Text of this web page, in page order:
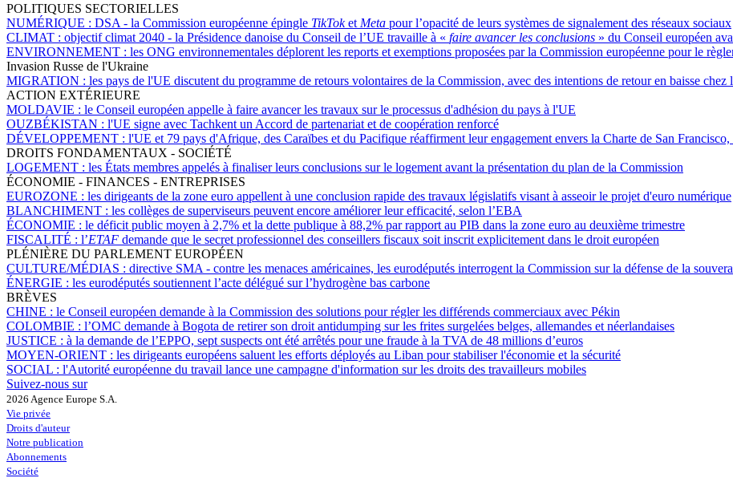
POLITIQUES SECTORIELLES
NUMÉRIQUE : DSA - la Commission européenne épingle TikToket Meta pour l’opacité de leurs systèmes de signalement des réseaux sociaux
CLIMAT : objectif climat 2040 - la Présidence danoise du Conseil de l’UE travaille à « faire avancer les conclusions » du Conseil européen
ENVIRONNEMENT : les ONG environnementales déplorent les reports et exemptions proposées par la Commission européenne pour le
Invasion Russe de l'Ukraine
MIGRATION : les pays de l'UE discutent du programme de retours volontaires de la Commission, avec des intentions de retour en baisse chez
ACTION EXTÉRIEURE
MOLDAVIE : le Conseil européen appelle à faire avancer les travaux sur le processus d'adhésion du pays à l'UE
OUZBÉKISTAN : l'UE signe avec Tachkent un Accord de partenariat et de coopération renforcé
DÉVELOPPEMENT : l'UE et 79 pays d'Afrique, des Caraïbes et du Pacifique réaffirment leur engagement envers la Charte de San Francisco,
DROITS FONDAMENTAUX - SOCIÉTÉ
LOGEMENT : les États membres appelés à finaliser leurs conclusions sur le logement avant la présentation du plan de la Commission
ÉCONOMIE - FINANCES - ENTREPRISES
EUROZONE : les dirigeants de la zone euro appellent à une conclusion rapide des travaux législatifs visant à asseoir le projet d'euro numérique
BLANCHIMENT : les collèges de superviseurs peuvent encore améliorer leur efficacité, selon l’EBA
ÉCONOMIE : le déficit public moyen à 2,7% et la dette publique à 88,2% par rapport au PIB dans la zone euro au deuxième trimestre
FISCALITÉ : l’ETAF demande que le secret professionnel des conseillers fiscaux soit inscrit explicitement dans le droit européen
PLÉNIÈRE DU PARLEMENT EUROPÉEN
CULTURE/MÉDIAS : directive SMA - contre les menaces américaines, les eurodéputés interrogent la Commission sur la défense de la
ÉNERGIE : les eurodéputés soutiennent l’acte délégué sur l’hydrogène bas carbone
BRÈVES
CHINE : le Conseil européen demande à la Commission des solutions pour régler les différends commerciaux avec Pékin
COLOMBIE : l’OMC demande à Bogota de retirer son droit antidumping sur les frites surgelées belges, allemandes et néerlandaises
JUSTICE : à la demande de l’EPPO, sept suspects ont été arrêtés pour une fraude à la TVA de 48 millions d’euros
MOYEN-ORIENT : les dirigeants européens saluent les efforts déployés au Liban pour stabiliser l'économie et la sécurité
SOCIAL : l'Autorité européenne du travail lance une campagne d'information sur les droits des travailleurs mobiles
Suivez-nous sur
2026 Agence Europe S.A.
Vie privée
Droits d'auteur
Notre publication
Abonnements
Société